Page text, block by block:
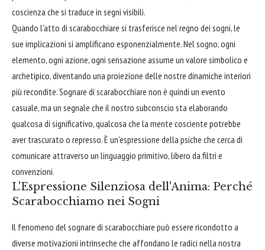
coscienza che si traduce in segni visibili.
Quando l'atto di scarabocchiare si trasferisce nel regno dei sogni, le
sue implicazioni si amplificano esponenzialmente. Nel sogno, ogni
elemento, ogni azione, ogni sensazione assume un valore simbolico e
archetipico, diventando una proiezione delle nostre dinamiche interiori
più recondite. Sognare di scarabocchiare non è quindi un evento
casuale, ma un segnale che il nostro subconscio sta elaborando
qualcosa di significativo, qualcosa che la mente cosciente potrebbe
aver trascurato o represso. È un'espressione della psiche che cerca di
comunicare attraverso un linguaggio primitivo, libero da filtri e
convenzioni.
L'Espressione Silenziosa dell'Anima: Perché
Scarabocchiamo nei Sogni
Il fenomeno del sognare di scarabocchiare può essere ricondotto a
diverse motivazioni intrinseche che affondano le radici nella nostra